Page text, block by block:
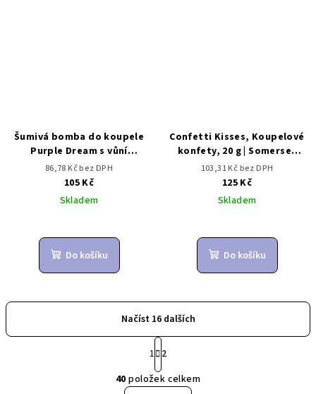
Šumivá bomba do koupele
Purple Dream s vůní
sladkých ostružin
86,78 Kč bez DPH
105 Kč
Skladem
Do košíku
Confetti Kisses, Koupelové
konfety, 20 g | Somerset
Toiletry
103,31 Kč bez DPH
125 Kč
Skladem
Do košíku
O
v
Načíst 16 dalších
S
t
r
á
1 2
40 položek celkem